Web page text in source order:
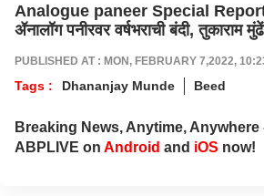
Analogue paneer Special Report :
ॲनालॉग पनीरवर वर्षभराची बंदी, तुकाराम
PUBLISHED AT : MON, FEBRUARY 7,2022,
Tags : Dhananjay Munde Beed
Breaking News, Anytime, Anywhere
ABPLIVE on Android and iOS now!